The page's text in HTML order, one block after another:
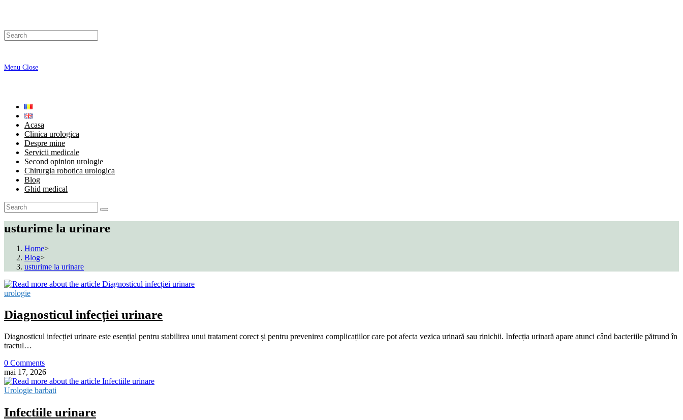
Menu Close
Acasa
Clinica urologica
Despre mine
Servicii medicale
Second opinion urologie
Chirurgia robotica urologica
Blog
Ghid medical
usturime la urinare
Home>
Blog>
usturime la urinare
urologie
Diagnosticul infecției urinare
Diagnosticul infecției urinare este esențial pentru stabilirea unui tratament corect și pentru prevenirea complicațiilor care pot afecta vezica urinară sau rinichii. Infecția urinară apare atunci când bacteriile pătrund în
tractul…
0 Comments
mai 17, 2026
Urologie barbati
Infectiile urinare